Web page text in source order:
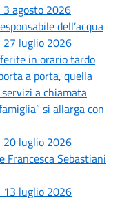
agosto 2026
dell’acqua
27 luglio 2026
in orario tardo
a porta, quella
a chiamata
si allarga con
20 luglio 2026
Francesca Sebastiani
13 luglio 2026